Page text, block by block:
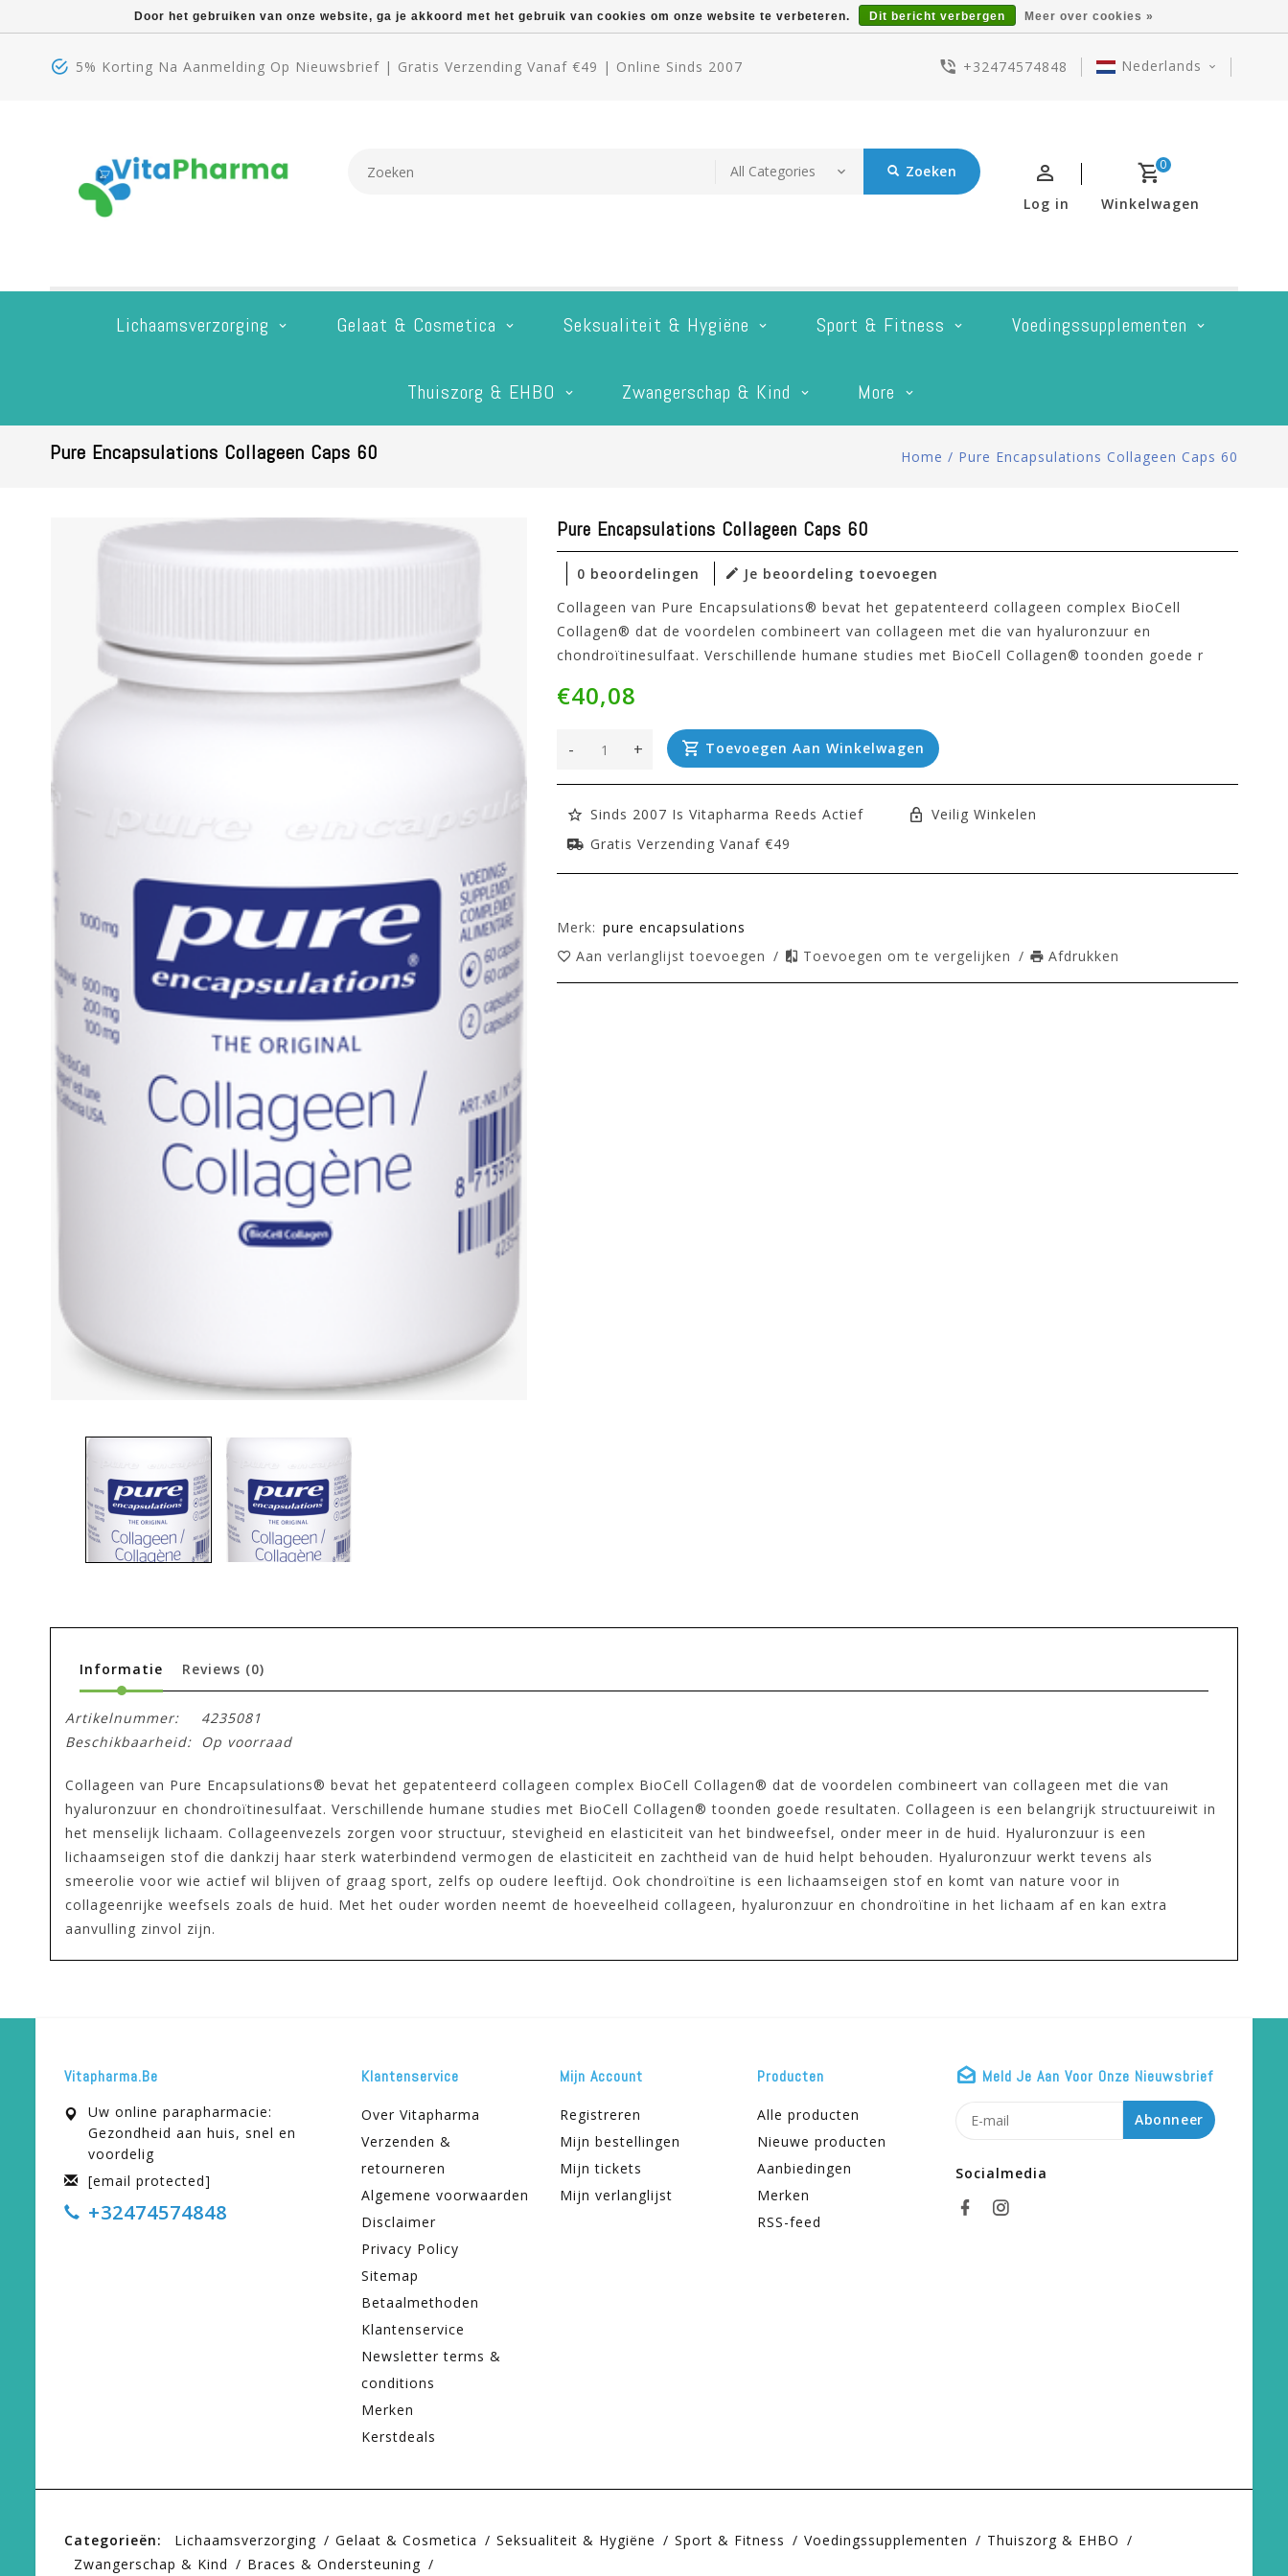
5% Korting Na Aanmelding Op Nieuwsbrief | Gratis Verzending Vanaf €49 | Online Sinds 2007 +32474574848 Nederlands
Zoeken 0
Winkelwagen
Log in
Lichaamsverzorging Gelaat & Cosmetica Seksualiteit & Hygiëne Sport & Fitness Voedingssupplementen
Thuiszorg & EHBO Zwangerschap & Kind More
Pure Encapsulations Collageen Caps 60 Home / Pure Encapsulations Collageen Caps 60
Pure Encapsulations Collageen Caps 60
0 beoordelingen
Je beoordeling toevoegen
Collageen van Pure Encapsulations® bevat het gepatenteerd collageen complex BioCell
Collagen® dat de voordelen combineert van collageen met die van hyaluronzuur en
chondroïtinesulfaat. Verschillende humane studies met BioCell Collagen® toonden goede r
€40,08
+
- Toevoegen Aan Winkelwagen
Sinds 2007 Is Vitapharma Reeds Actief
Veilig Winkelen
Gratis Verzending Vanaf €49
Merk: pure encapsulations
Aan verlanglijst toevoegen / Toevoegen om te vergelijken / Afdrukken
Informatie Reviews (0)
Artikelnummer:
4235081
Beschikbaarheid:
Op voorraad
Collageen van Pure Encapsulations® bevat het gepatenteerd collageen complex BioCell Collagen® dat de voordelen combineert van collageen met die van
hyaluronzuur en chondroïtinesulfaat. Verschillende humane studies met BioCell Collagen® toonden goede resultaten. Collageen is een belangrijk structuureiwit in
het menselijk lichaam. Collageenvezels zorgen voor structuur, stevigheid en elasticiteit van het bindweefsel, onder meer in de huid. Hyaluronzuur is een
lichaamseigen stof die dankzij haar sterk waterbindend vermogen de elasticiteit en zachtheid van de huid helpt behouden. Hyaluronzuur werkt tevens als
smeerolie voor wie actief wil blijven of graag sport, zelfs op oudere leeftijd. Ook chondroïtine is een lichaamseigen stof en komt van nature voor in
collageenrijke weefsels zoals de huid. Met het ouder worden neemt de hoeveelheid collageen, hyaluronzuur en chondroïtine in het lichaam af en kan extra
aanvulling zinvol zijn.
Vitapharma.be
Uw online parapharmacie:
Gezondheid aan huis, snel en
voordelig
[email protected]
+32474574848
Klantenservice
Over Vitapharma
Verzenden &
retourneren
Algemene voorwaarden
Disclaimer
Privacy Policy
Sitemap
Betaalmethoden
Klantenservice
Newsletter terms &
conditions
Merken
Kerstdeals
Mijn Account
Registreren
Mijn bestellingen
Mijn tickets
Mijn verlanglijst
Producten
Alle producten
Nieuwe producten
Aanbiedingen
Merken
RSS-feed
Meld Je Aan Voor Onze Nieuwsbrief
Abonneer
Socialmedia
Categorieën: Lichaamsverzorging Gelaat & Cosmetica Seksualiteit & Hygiëne Sport & Fitness Voedingssupplementen
Thuiszorg & EHBO
Zwangerschap & Kind
Braces & Ondersteuning
Door het gebruiken van onze website, ga je akkoord met het gebruik van cookies om onze website te verbeteren. Dit bericht verbergen Meer over cookies »